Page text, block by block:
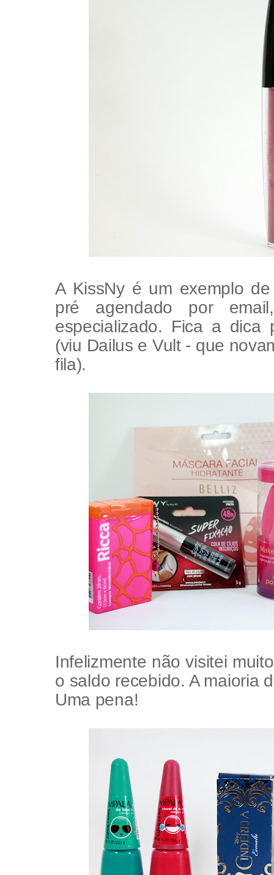
A KissNy é um exemplo
pré agendado por
especializado. Fica a dica
(viu Dailus e Vult - que
fila).
Infelizmente não visitei
o saldo recebido. A maioria
Uma pena!